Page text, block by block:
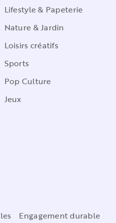
Lifestyle & Papeterie
Nature & Jardin
Loisirs créatifs
Sports
Pop Culture
Jeux
Engagement durable